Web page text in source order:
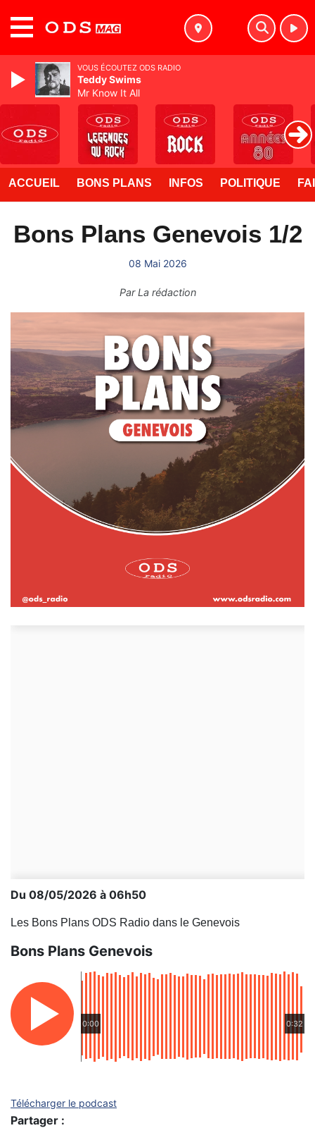
ACCUEIL BONS PLANS INFOS POLITIQUE
Bons Plans Genevois 1/2
08 Mai 2026
ParLa rédaction
Du 08/05/2026 à 06h50
Les Bons Plans ODS Radio dans le Genevois
Bons Plans Genevois
0:00 0:32
Télécharger le podcast
Partager :
VOUS ÉCOUTEZ ODS RADIO
Teddy Swims
Mr Know It All